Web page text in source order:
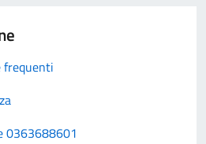
frequenti
0363688601